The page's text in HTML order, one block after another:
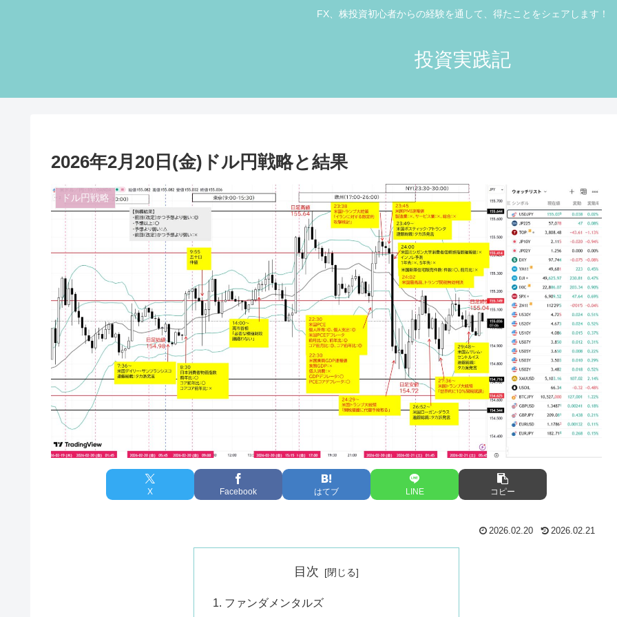
FX、株投資初心者からの経験を通して、得たことをシェアします！
投資実践記
2026年2月20日(金)ドル円戦略と結果
ドル円戦略
X Facebook はてブ LINE コピー
2026.02.20 2026.02.21
目次
ファンダメンタルズ